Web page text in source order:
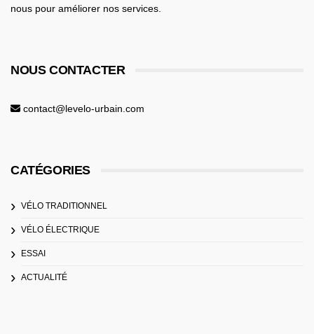
nous pour améliorer nos services.
NOUS CONTACTER
contact@levelo-urbain.com
CATÉGORIES
VÉLO TRADITIONNEL
VÉLO ÉLECTRIQUE
ESSAI
ACTUALITÉ